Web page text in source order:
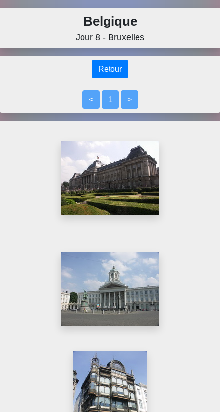
Belgique
Jour 8 - Bruxelles
Retour
< 1 >